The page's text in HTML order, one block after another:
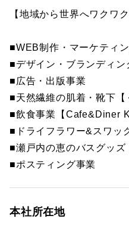
【地域から世界へワクワ
■WEB制作・マーケティ
■デザイン・ブランディン
■広告・出版事業
■天然繊維の肌着・靴下【
■飲食事業【Cafe&Diner
■ドライフラワー&スワッ
■瀬戸内の恵のバスグッズ
■ポスティング事業
本社所在地